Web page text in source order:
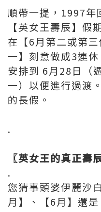
順帶一提，1997年
【英女王壽辰】假
在【6月第二或第
一】刻意做成3連
安排到 6月28日（
一）以便進行過渡
的長假。
.
〖英女王的真正壽
.
您猜事頭婆伊麗沙
月】、【6月】還